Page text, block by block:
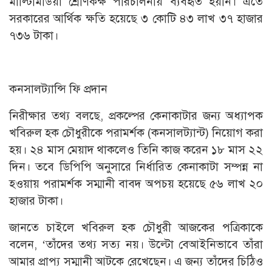
সরকারের আর্থিক ক্ষতি হয়েছে ৩ কোটি ৪৩ লাখ ৩৭ হাজার
৭৩৬ টাকা।
কনসালট্যান্সি ফি প্রদান
নিরীক্ষার তথ্য বলছে, প্রকল্পের কেনাকাটার জন্য অধ্যাপক
খবিরুল হক চৌধুরীকে পরামর্শক (কনসালট্যান্ট) নিয়োগ করা
হয়। ২৪ মাস মেয়াদ থাকলেও তিনি কাজ করেন ১৮ মাস ২২
দিন। তবে ডিপিপি অনুসারে নির্ধারিত কেনাকাটা সম্পন্ন না
হওয়ায় পরামর্শক সম্মানী বাবদ অপচয় হয়েছে ৫৬ লাখ ২০
হাজার টাকা।
জানতে চাইলে খবিরুল হক চৌধুরী আজকের পত্রিকাকে
বলেন, ‘তাঁদের তথ্য সত্য নয়। উল্টো বেআইনিভাবে তাঁরা
আমার প্রাপ্য সম্মানী আটকে রেখেছেন। এ জন্য তাঁদের চিঠিও